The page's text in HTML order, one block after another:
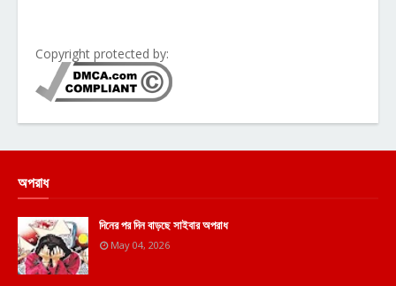
Copyright protected by:
অপরাধ
দিনের পর দিন বাড়ছে সাইবার অপরাধ
May 04, 2026